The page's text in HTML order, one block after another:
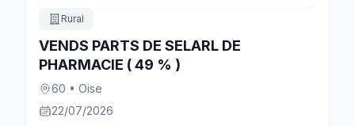
Rural
VENDS PARTS DE SELARL DE
PHARMACIE ( 49 % )
60 • Oise
22/07/2026